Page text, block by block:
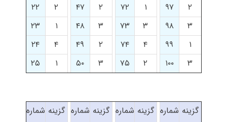
۲
۹۷ ۱ ۷۲ ۲ ۴۷ ۲
۲۲
۳
۹۸ ۳ ۷۳ ۳ ۴۸ ۱
۲۳
۱
۹۹ ۴ ۷۴ ۲ ۴۹ ۴
۲۴
۳
۱۰۰ ۲ ۷۵ ۳ ۵۰ ۱ ۲۵
گزینه شماره گزینه شماره گزینه شماره گزینه شماره